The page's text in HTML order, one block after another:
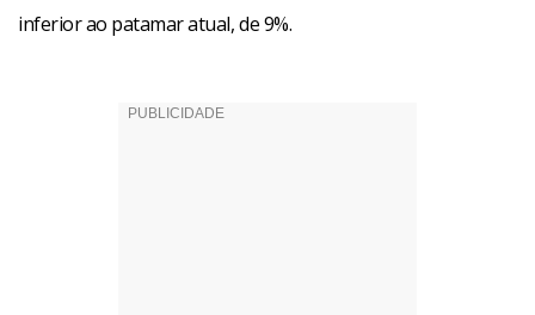
inferior ao patamar atual, de 9%.